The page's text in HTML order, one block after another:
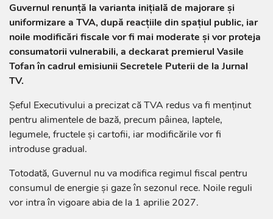
Guvernul renunță la varianta inițială de majorare și
uniformizare a TVA, după reacțiile din spațiul public, iar
noile modificări fiscale vor fi mai moderate și vor proteja
consumatorii vulnerabili, a deckarat premierul Vasile
Tofan în cadrul emisiunii Secretele Puterii de la Jurnal
TV.
Șeful Executivului a precizat că TVA redus va fi menținut
pentru alimentele de bază, precum pâinea, laptele,
legumele, fructele și cartofii, iar modificările vor fi
introduse gradual.
Totodată, Guvernul nu va modifica regimul fiscal pentru
consumul de energie și gaze în sezonul rece. Noile reguli
vor intra în vigoare abia de la 1 aprilie 2027.